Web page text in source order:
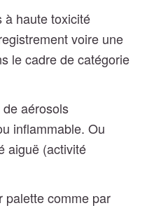
à haute toxicité
voire une
le cadre de catégorie
aérosols
inflammable. Ou
aiguë (activité
palette comme par